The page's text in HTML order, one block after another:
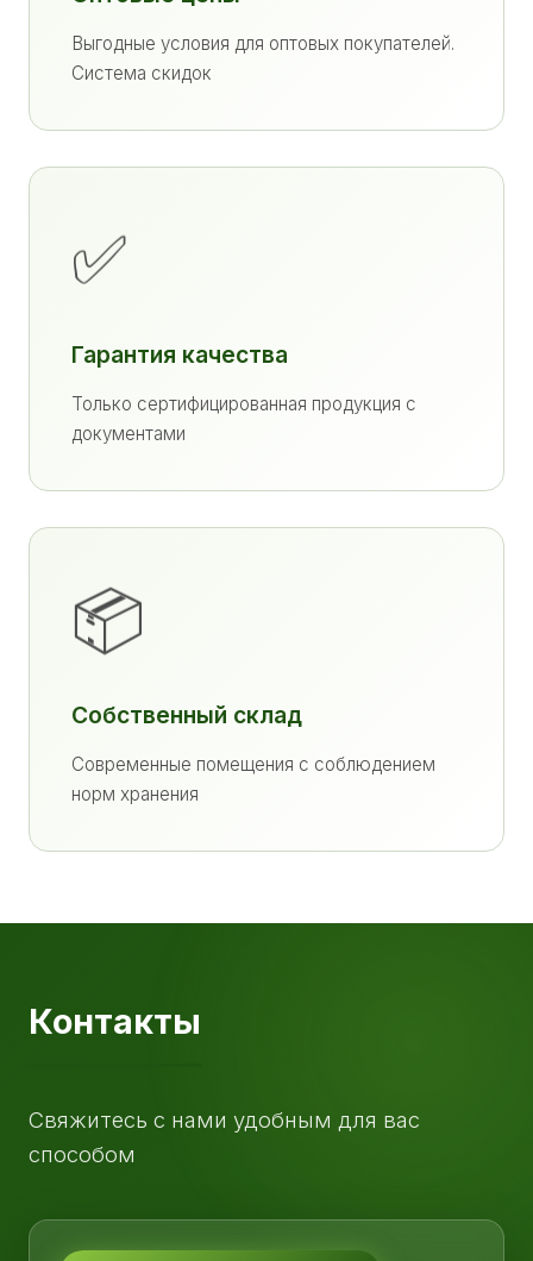
Выгодные условия для оптовых покупателей.
Система скидок
✅
Гарантия качества
Только сертифицированная продукция с
документами
📦
Собственный склад
Современные помещения с соблюдением
норм хранения
Контакты
Свяжитесь с нами удобным для вас
способом